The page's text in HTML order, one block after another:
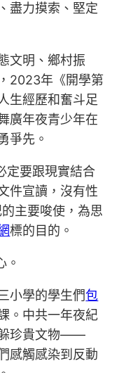
盡力摸索、堅定
文明、鄉村振
2023年《開學第
生經歷和奮斗足
廣年夜青少年在
爭先。
定要跟現實結合
件宣讀，沒有性
主要唆使，為思
標的目的。
。
小學的學生們包
。中共一年夜紀
躲珍貴文物——
感觸感染到反動